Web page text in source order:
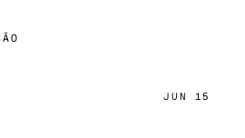
JUN 15